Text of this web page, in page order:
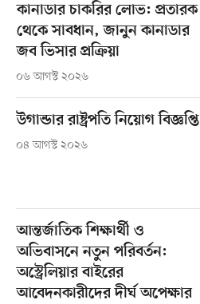
কানাডার চাকরির লোভ: প্রতারক
থেকে সাবধান, জানুন কানাডার
জব ভিসার প্রক্রিয়া
০৬ আগস্ট ২০২৬
উগান্ডার রাষ্ট্রপতি নিয়োগ বিজ্ঞপ্তি
০৪ আগস্ট ২০২৬
আন্তর্জাতিক শিক্ষার্থী ও
অভিবাসনে নতুন পরিবর্তন:
অস্ট্রেলিয়ার বাইরের
আবেদনকারীদের দীর্ঘ অপেক্ষার